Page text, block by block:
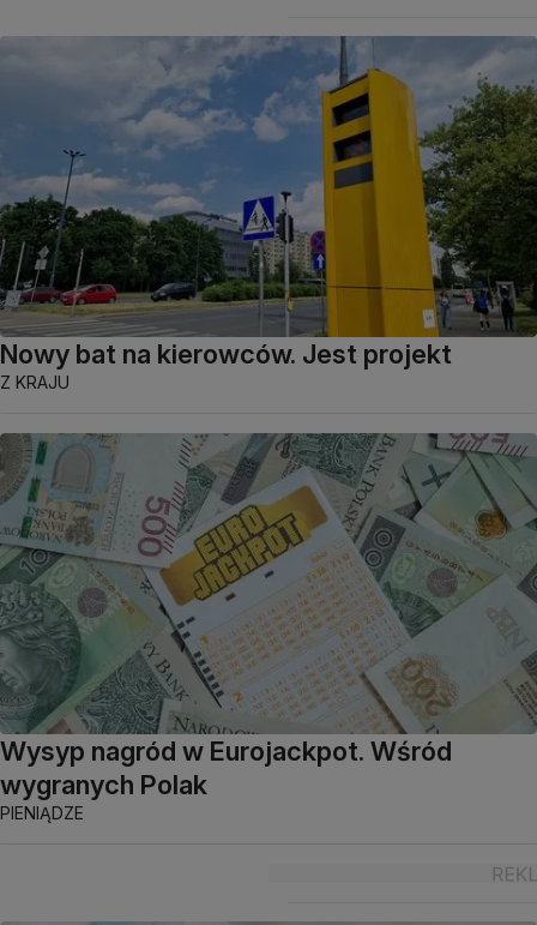
Nowy bat na kierowców. Jest projekt
Z KRAJU
Wysyp nagród w Eurojackpot. Wśród
wygranych Polak
PIENIĄDZE